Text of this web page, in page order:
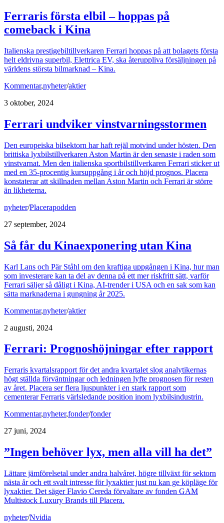
Ferraris första elbil – hoppas på
comeback i Kina
Italienska prestigebiltillverkaren Ferrari hoppas på att bolagets första
helt eldrivna superbil, Elettrica EV, ska återuppliva försäljningen på
världens största bilmarknad – Kina.
Kommentar,nyheter/aktier
3 oktober, 2024
Ferrari undviker vinstvarningsstormen
Den europeiska bilsektorn har haft rejäl motvind under hösten. Den
brittiska lyxbilstillverkaren Aston Martin är den senaste i raden som
vinstvarnat. Men den italienska sportbilstillverkaren Ferrari sticker ut
med en 35-procentig kursuppgång i år och höjd prognos. Placera
konstaterar att skillnaden mellan Aston Martin och Ferrari är större
än likheterna.
nyheter/Placerapodden
27 september, 2024
Så får du Kinaexponering utan Kina
Karl Lans och Pär Ståhl om den kraftiga uppgången i Kina, hur man
som investerare kan ta del av denna på ett mer riskfritt sätt, varför
Ferrari säljer så dåligt i Kina, AI-trender i USA och en sak som kan
sätta marknaderna i gungning år 2025.
Kommentar,nyheter/aktier
2 augusti, 2024
Ferrari: Prognoshöjningar efter rapport
Ferraris kvartalsrapport för det andra kvartalet slog analytikernas
högt ställda förväntningar och ledningen lyfte prognosen för resten
av året. Placera ser flera ljuspunkter i en stark rapport som
cementerar Ferraris värlsledande position inom lyxbilsindustrin.
Kommentar,nyheter,fonder/fonder
27 juni, 2024
”Ingen behöver lyx, men alla vill ha det”
Lättare jämförelsetal under andra halvåret, högre tillväxt för sektorn
nästa år och ett svalt intresse för lyxaktier just nu kan ge köpläge för
lyxaktier. Det säger Flavio Cereda förvaltare av fonden GAM
Multistock Luxury Brands till Placera.
nyheter/Nvidia